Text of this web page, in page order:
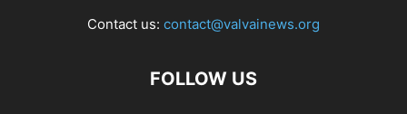
Contact us: contact@valvainews.org
FOLLOW US